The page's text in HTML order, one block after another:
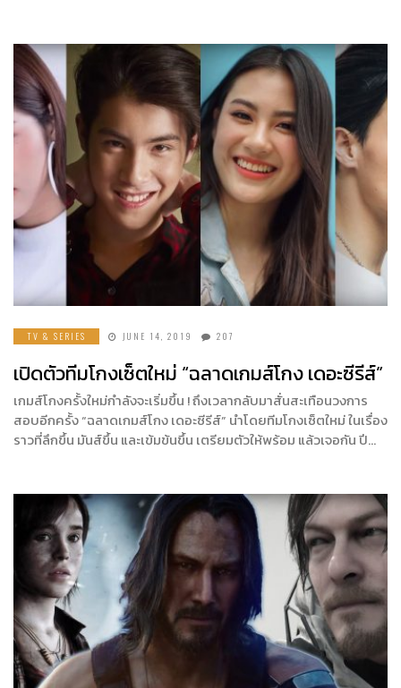
TV & SERIES JUNE 14, 2019 207
เปิดตัวทีมโกงเซ็ตใหม่ “ฉลาดเกมส์โกง เดอะซีรีส์”
เกมส์โกงครั้งใหม่กำลังจะเริ่มขึ้น ! ถึงเวลากลับมาสั่นสะเทือนวงการ
สอบอีกครั้ง “ฉลาดเกมส์โกง เดอะซีรีส์” นำโดยทีมโกงเซ็ตใหม่ ในเรื่อง
ราวที่ลึกขึ้น มันส์ขึ้น และเข้มข้นขึ้น เตรียมตัวให้พร้อม แล้วเจอกัน ปี…